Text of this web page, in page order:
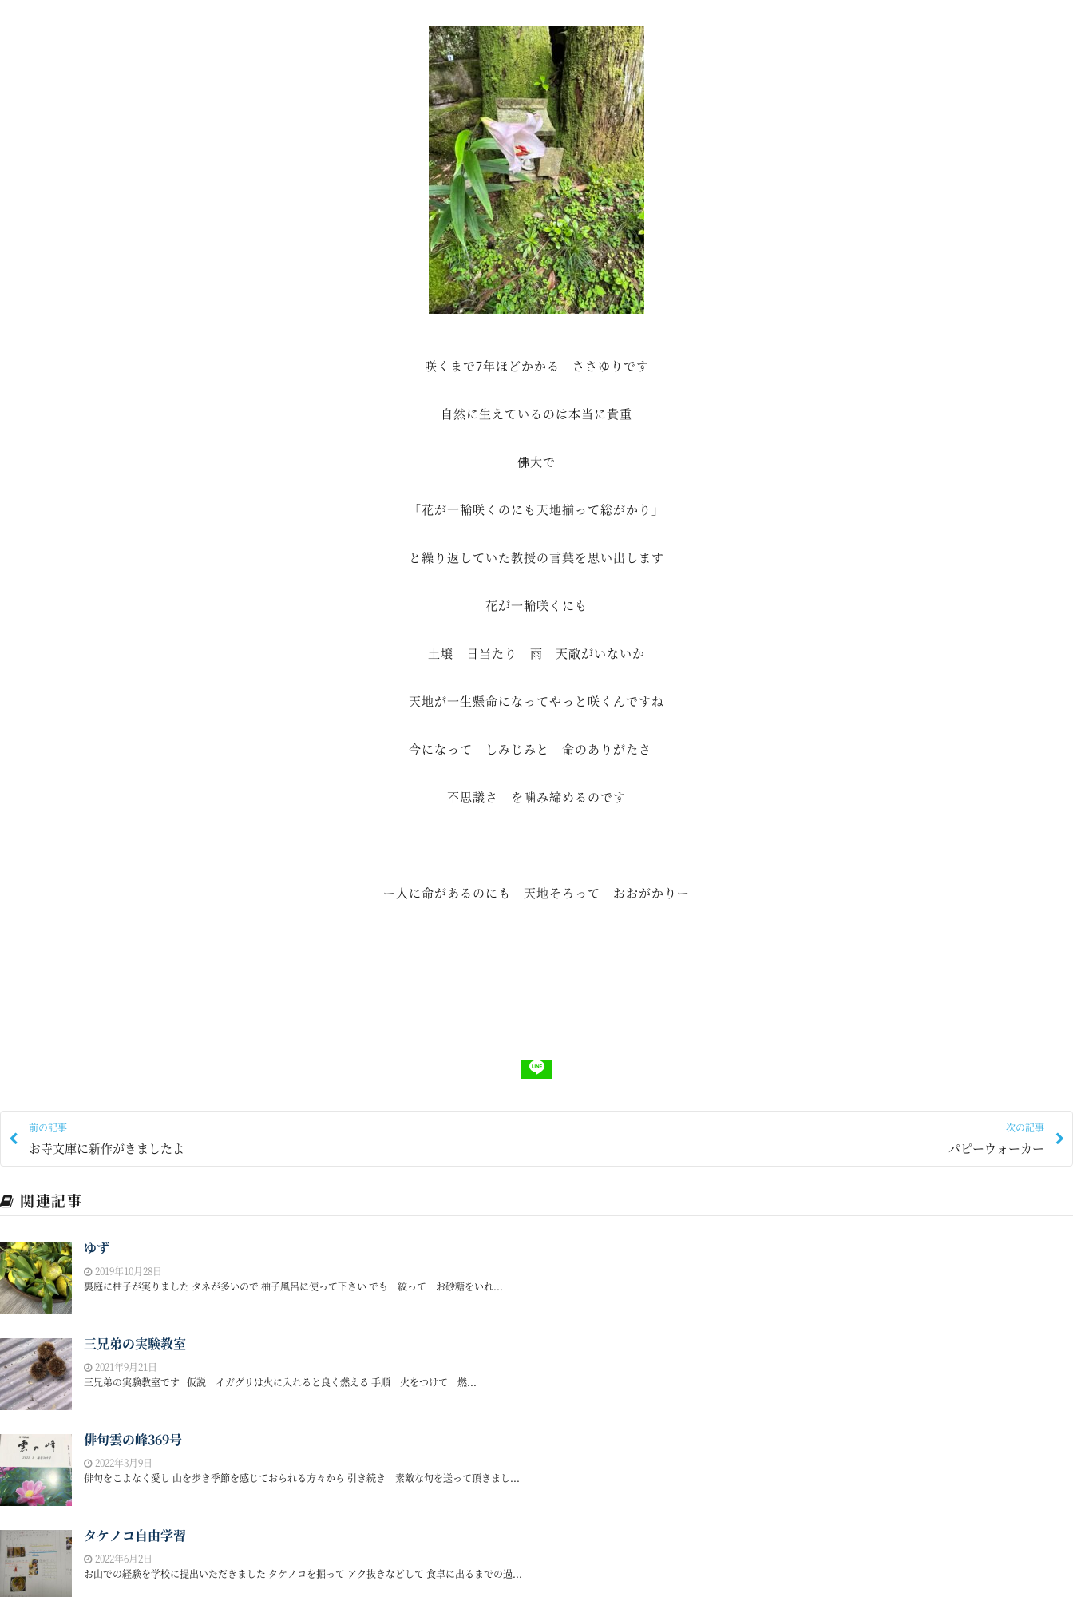
咲くまで7年ほどかかる ささゆりです
自然に生えているのは本当に貴重
佛大で
「花が一輪咲くのにも天地揃って総がかり」
と繰り返していた教授の言葉を思い出します
花が一輪咲くにも
土壌 日当たり 雨 天敵がいないか
天地が一生懸命になってやっと咲くんですね
今になって しみじみと 命のありがたさ
不思議さ を噛み締めるのです
ー人に命があるのにも 天地そろって おおがかりー
前の記事
お寺文庫に新作がきましたよ
次の記事
パピーウォーカー
関連記事
ゆず
2019年10月28日
裏庭に柚子が実りました タネが多いので 柚子風呂に使って下さい でも 絞って お砂糖をいれ...
三兄弟の実験教室
2021年9月21日
三兄弟の実験教室です 仮説 イガグリは火に入れると良く燃える 手順 火をつけて 燃...
俳句雲の峰369号
2022年3月9日
俳句をこよなく愛し 山を歩き季節を感じておられる方々から 引き続き 素敵な句を送って頂きまし...
タケノコ自由学習
2022年6月2日
お山での経験を学校に提出いただきました タケノコを掘って アク抜きなどして 食卓に出るまでの過...